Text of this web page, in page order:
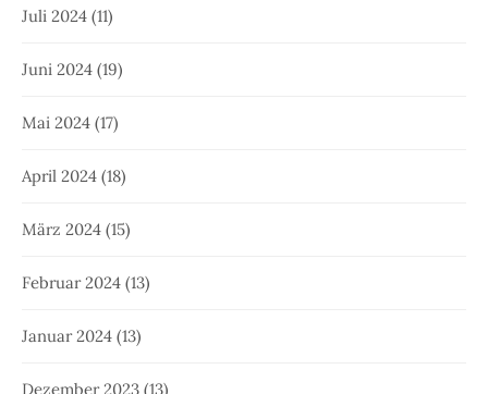
Juli 2024 (11)
Juni 2024 (19)
Mai 2024 (17)
April 2024 (18)
März 2024 (15)
Februar 2024 (13)
Januar 2024 (13)
Dezember 2023 (13)